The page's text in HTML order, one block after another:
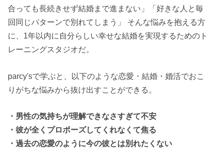
合っても長続きせず結婚まで進まない」「好きな人と毎
回同じパターンで別れてしまう」 そんな悩みを抱える方
に、1年以内に自分らしい幸せな結婚を実現するためのト
レーニングスタジオだ。
parcy'sで学ぶと、以下のような恋愛・結婚・婚活でおこ
りがちな悩みから抜け出すことができる。
・男性の気持ちが理解できなさすぎて不安
・彼が全くプロポーズしてくれなくて焦る
・過去の恋愛のように今の彼とは別れたくない